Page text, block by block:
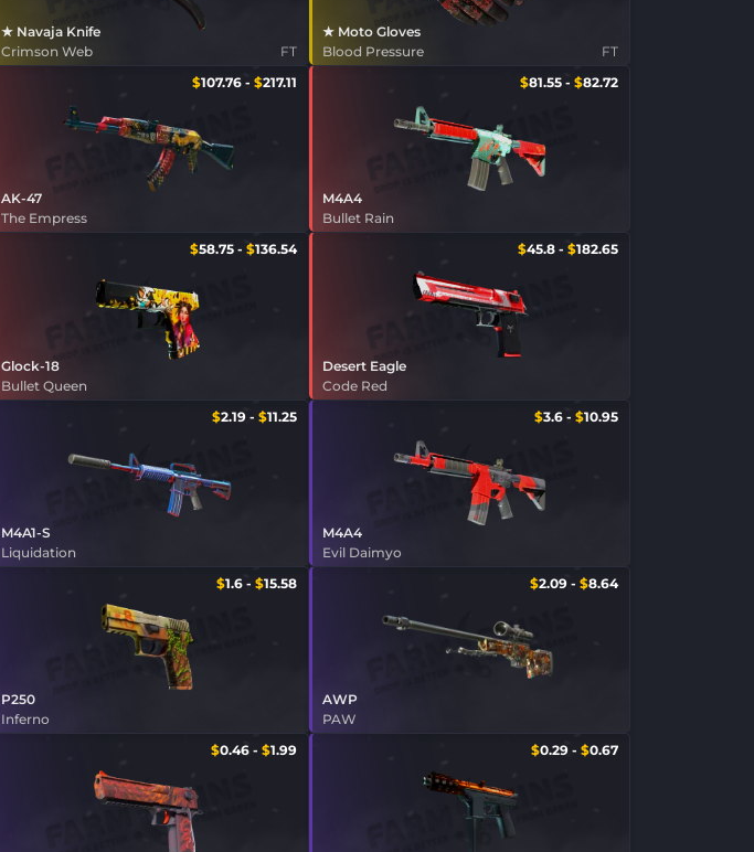
FT
★ Navaja Knife
Crimson Web
FT
★ Moto Gloves
Blood Pressure
$107.76- $217.11
AK-47
The Empress
$81.55 - $82.72
M4A4
Bullet Rain
$58.75- $136.54
Glock-18
Bullet Queen
$45.8 - $182.65
Desert Eagle
Code Red
$2.19- $11.25
M4A1-S
Liquidation
$3.6 - $10.95
M4A4
Evil Daimyo
$1.6- $15.58
P250
Inferno
$2.09 - $8.64
AWP
PAW
$0.46- $1.99 $0.29 - $0.67